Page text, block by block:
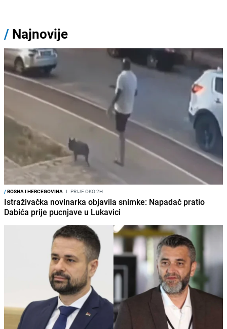
/ Najnovije
/BOSNA I HERCEGOVINA I PRIJE OKO 2H
Istraživačka novinarka objavila snimke: Napadač pratio
Dabića prije pucnjave u Lukavici